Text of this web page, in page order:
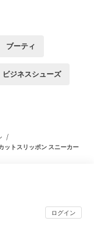
ブーティ
ビジネスシューズ
/
ットスリッポン スニーカー
ログイン